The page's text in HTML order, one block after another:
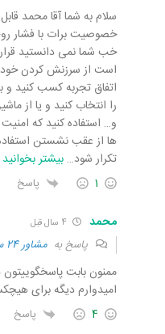
سلام به شما آقا محمد
خصوصیت برات با فشار
خب شما نمی دانستید
است از سرزنش کردن
اتفاق تجربه کسب کنید
را انتخاب کنید و یا از
و… استفاده کنید که
ها از عقب نشستن
تکرار شود… بیشتر بخوانید
1 پاسخ
محمد 4 سال قبل
پاسخ به مشاور 24 ساعته
ممنون بابت
امیدوارم دیگه برای
4 پاسخ